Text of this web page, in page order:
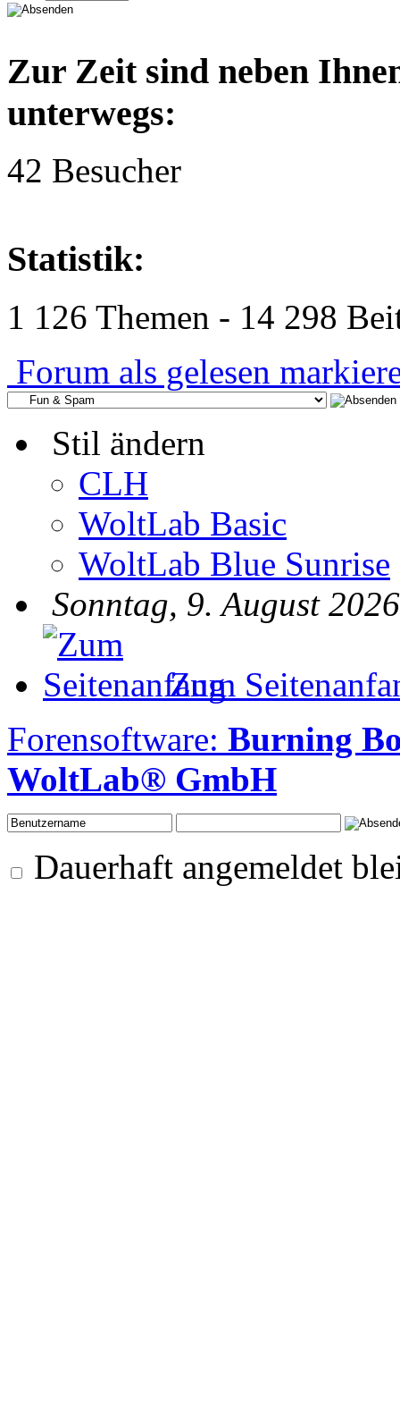
Zur Zeit sind neben
unterwegs:
42 Besucher
Statistik:
1 126 Themen - 14 298
Forum als gelesen
Stil ändern
CLH
WoltLab Basic
WoltLab Blue Sunrise
Sonntag, 9. August
Zum
Forensoftware: Burning
WoltLab® GmbH
Dauerhaft angemeldet